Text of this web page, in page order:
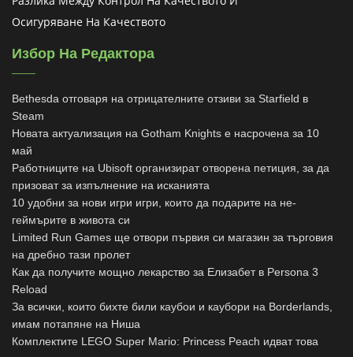
Осигуряване На Качеството
Избор На Редактора
Bethesda отговаря на отрицателните отзиви за Starfield в
Steam
Новата актуализация на Gotham Knights е насрочена за 10
май
Работниците на Ubisoft организират отворена петиция, за да
призоват за изпълнение на исканията
10 удобни за нови игри игри, които да подарите на не-
геймърите в живота си
Limited Run Games ще отвори първия си магазин за търговия
на дребно тази пролет
Как да получите мощно лекарство за Елизабет в Persona 3
Reload
За всички, които бихте били каубои и каубори на Borderlands,
имам потапяне на Ниша
Комплектите LEGO Super Mario: Princess Peach идват това